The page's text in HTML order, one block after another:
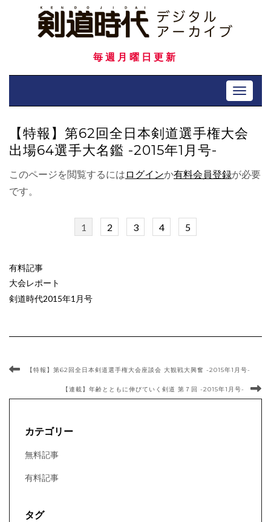
毎週月曜日更新
Toggle
【特報】第62回全日本剣道選手権大会
出場64選手大名鑑 -2015年1月号-
このページを閲覧するには ログインか有料会員登録が必要
です。
1 2 3 4 5
有料記事
大会レポート
剣道時代2015年1月号
【特報】第62回全日本剣道選手権大会座談会 大観戦大興奮 -2015年1月号-
【連載】年齢とともに伸びていく剣道 第７回 -2015年1月号-
カテゴリー
無料記事
有料記事
タグ